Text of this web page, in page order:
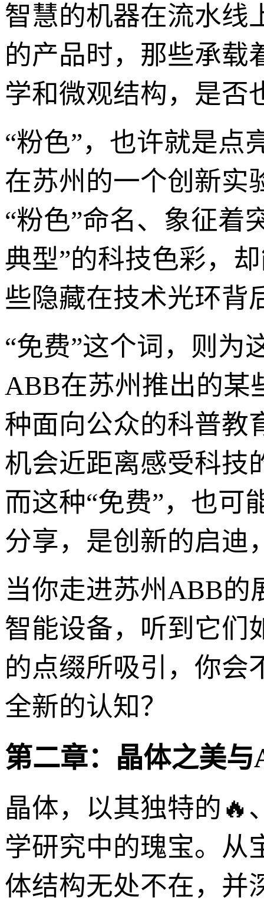
智慧的机器在流水线
的产品时，那些承载
学和微观结构，是否
“粉色”，也许就是点
在苏州的一个创新实
“粉色”命名、象征着
典型”的科技色彩，
些隐藏在技术光环背
“免费”这个词，则为
ABB在苏州推出的某
种面向公众的科普教
机会近距离感受科技
而这种“免费”，也
分享，是创新的启迪
当你走进苏州ABB的
智能设备，听到它们
的点缀所吸引，你会
全新的认知？
第二章：晶体之美
晶体，以其独特的🔥
学研究中的瑰宝。从
体结构无处不在，并